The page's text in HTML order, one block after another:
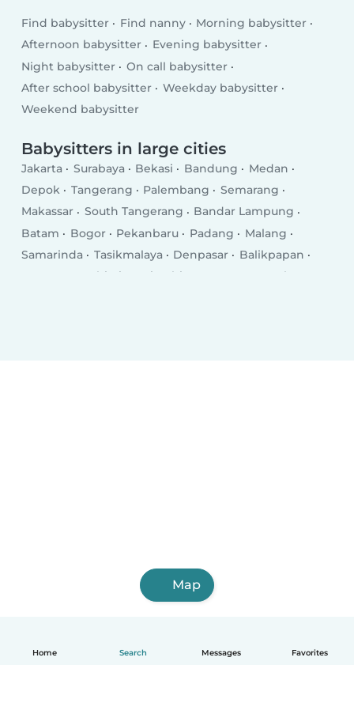
Home Search Messages Favorites
Find babysitter Find nanny
Morning babysitter
Afternoon babysitter
Evening babysitter
Night babysitter
On call babysitter
After school babysitter
Weekday babysitter
Weekend babysitter
Babysitters in large cities
Jakarta Surabaya Bekasi Bandung
Medan
Depok
Tangerang Palembang
Semarang
Makassar
South Tangerang
Bandar Lampung
Batam
Bogor Pekanbaru Padang
Malang
Samarinda
Tasikmalaya Denpasar
Balikpapan
Jambi City Cimahi
Yogyakarta
Map